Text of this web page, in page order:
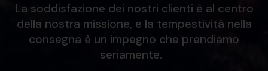
La soddisfazione dei nostri clienti è al centro
della nostra missione, e la tempestività nella
consegna è un impegno che prendiamo
seriamente.